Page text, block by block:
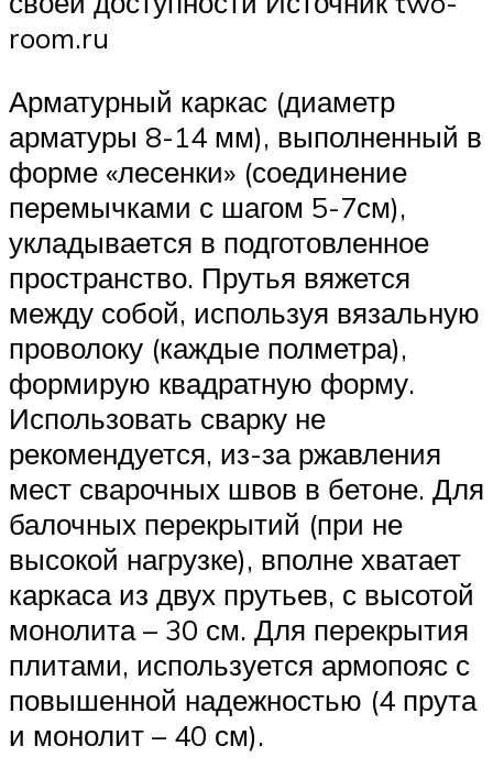
room.ru
Арматурный каркас (диаметр
арматуры 8-14 мм), выполненный в
форме «лесенки» (соединение
перемычками с шагом 5-7см),
укладывается в подготовленное
пространство. Прутья вяжется
между собой, используя вязальную
проволоку (каждые полметра),
формирую квадратную форму.
Использовать сварку не
рекомендуется, из-за ржавления
мест сварочных швов в бетоне. Для
балочных перекрытий (при не
высокой нагрузке), вполне хватает
каркаса из двух прутьев, с высотой
монолита – 30 см. Для перекрытия
плитами, используется армопояс с
повышенной надежностью (4 прута
и монолит – 40 см).